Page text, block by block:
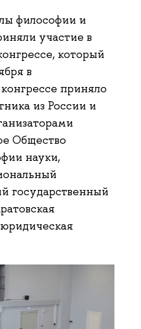
философии и
участие в
который
в
приняло
из России и
Общество
науки,
государственный